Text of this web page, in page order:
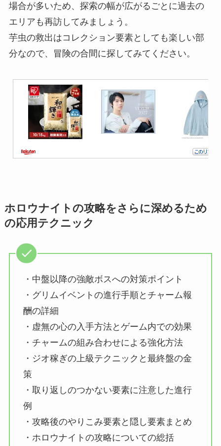
場合が多いため、探索の幅が広がるごとに過去の
エリアも再訪してみましょう。
芋虫の救出はコレクション要素としても楽しい部
分なので、冒険の合間に探してみてください。
ホロウナイトの攻略をさらに深めるため
の応用テクニック
・中盤以降の強敵ボスへの対策ポイント
・グリムイベントの進行手順とチャーム報
酬の詳細
・虚無の心の入手方法とゲーム内での効果
・チャームの組み合わせによる強化方法
・ジオ稼ぎの上級テクニックと最終盤の金
策
・取り返しのつかない要素に注意した進行
例
・攻略後のやりこみ要素と隠し要素まとめ
・ホロウナイトの攻略についての総括